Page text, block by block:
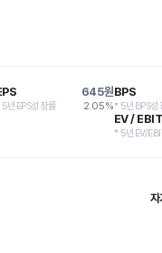
645원
5년EPS성장률 2.05%
BPS
* 5년BPS성
EV /
* 5년EV/